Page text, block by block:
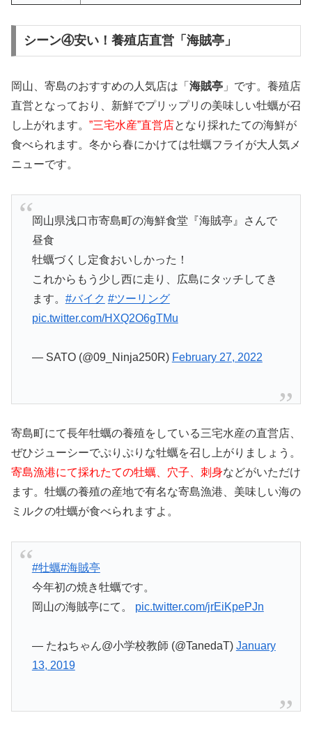
シーン④安い！養殖店直営「海賊亭」
岡山、寄島のおすすめの人気店は「 海賊亭 」です。養殖店
直営となっており、新鮮でプリップリの美味しい牡蠣が召
し上がれます。 ”三宅水産”直営店となり採れたての海鮮が
食べられます。冬から春にかけては牡蠣フライが大人気メ
ニューです。
岡山県浅口市寄島町の海鮮食堂『海賊亭』さんで
昼食
牡蠣づくし定食おいしかった！
これからもう少し西に走り、広島にタッチしてき
ます。 #バイク #ツーリング
pic.twitter.com/HXQ2O6gTMu
— SATO (@09_Ninja250R) February 27, 2022
寄島町にて長年牡蠣の養殖をしている三宅水産の直営店、
ぜひジューシーでぷりぷりな牡蠣を召し上がりましょう。
寄島漁港にて採れたての牡蠣、穴子、刺身などがいただけ
ます。牡蠣の養殖の産地で有名な寄島漁港、美味しい海の
ミルクの牡蠣が食べられますよ。
#牡蠣#海賊亭
今年初の焼き牡蠣です。
岡山の海賊亭にて。 pic.twitter.com/jrEiKpePJn
— たねちゃん@小学校教師 (@TanedaT) January
13, 2019